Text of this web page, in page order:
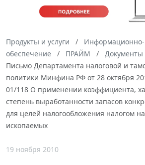
Продукты и услуги
обеспечение
ПРАЙМ
Письмо Департамента налоговой и
политики Минфина РФ от 28 октября
01/118 О применении коэффициента,
степень выработанности запасов
для целей налогообложения налогом
ископаемых
19 ноября 2010